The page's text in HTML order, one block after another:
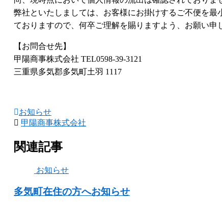
弊社といたしましては、お客様にお掛けするご不便を最
ておりますので、何卒ご理解を賜りますよう、お願い申
【お問合せ先】
甲陽商事株式会社 TEL0598-39-3121
三重県多気郡多気町土羽 1117
お知らせ
甲陽商事株式会社
関連記事
お知らせ
多気町在住の方へお知らせ